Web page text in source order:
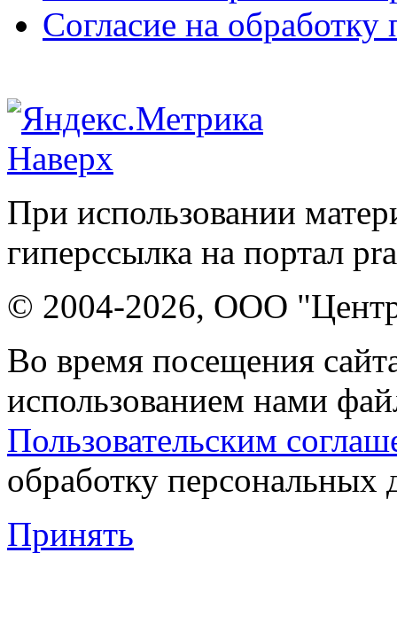
Согласие на
Наверх
При использовании
гиперссылка на портал
© 2004-2026, ООО "Центр
Во время посещения
использованием нами
Пользовательским
обработку персональных
Принять